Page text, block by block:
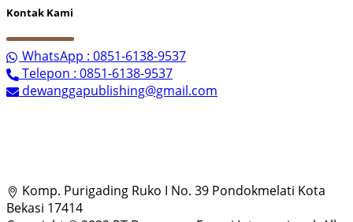
Kontak Kami
WhatsApp : 0851-6138-9537
Telepon : 0851-6138-9537
dewanggapublishing@gmail.com
Komp. Purigading Ruko I No. 39 Pondokmelati Kota
Bekasi 17414